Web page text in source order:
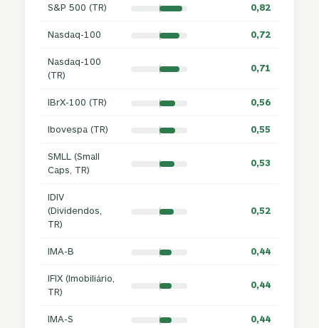
S&P 500 (TR) 0,82
Nasdaq-100 0,72
Nasdaq-100
(TR)
0,71
IBrX-100 (TR) 0,56
Ibovespa (TR) 0,55
SMLL (Small
Caps, TR)
0,53
IDIV
(Dividendos,
TR)
0,52
IMA-B 0,44
IFIX (Imobiliário,
TR)
0,44
IMA-S 0,44